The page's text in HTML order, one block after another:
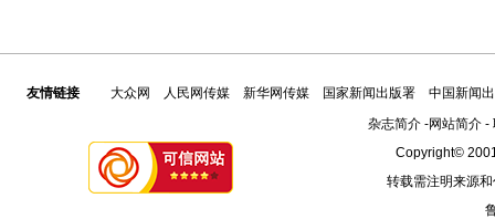
友情链接 大众网 人民网传媒 新华网传媒 国家新闻出版署
中国新闻
杂志简介-网站简介-
Copyright©
转载需注明来源